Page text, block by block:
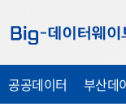
가
가
가
공공데이터 부산데